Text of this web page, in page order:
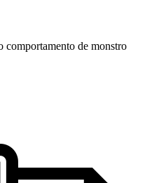
comportamento de monstro